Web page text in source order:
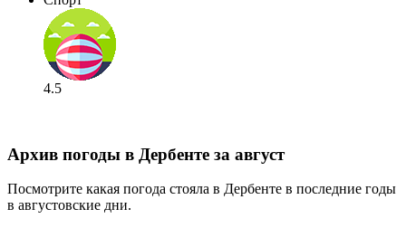
4.5
Архив погоды в Дербенте за август
Посмотрите какая погода стояла в Дербенте в последние годы
в августовские дни.